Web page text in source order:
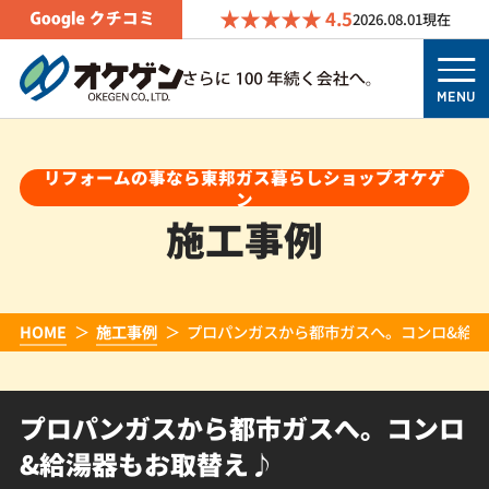
4.52026.08.01現在
MENU
リフォームの事なら東邦ガス暮らしショップオケゲ
ン
施工事例
HOME 施工事例 プロパンガスから都市ガスへ。コンロ&給
プロパンガスから都市ガスへ。コンロ
&給湯器もお取替え♪